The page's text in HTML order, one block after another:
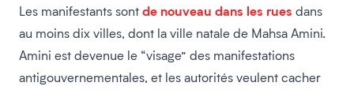
Les manifestants sontde nouveau dans les rues dans
au moins dix villes, dont la ville natale de Mahsa Amini.
Amini est devenue le “visage” des manifestations
antigouvernementales, et les autorités veulent cacher